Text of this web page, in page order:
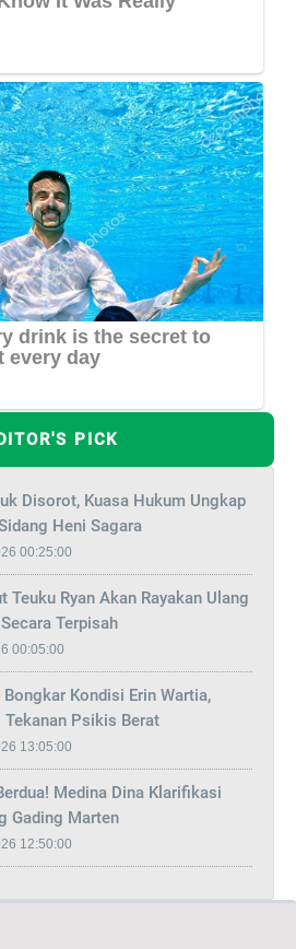
PICK
Disorot, Kuasa Hukum Ungkap
Heni Sagara
00:25:00
Teuku Ryan Akan Rayakan Ulang
Terpisah
00:05:00
Kondisi Erin Wartia,
Psikis Berat
13:05:00
Medina Dina Klarifikasi
Gading Marten
12:50:00